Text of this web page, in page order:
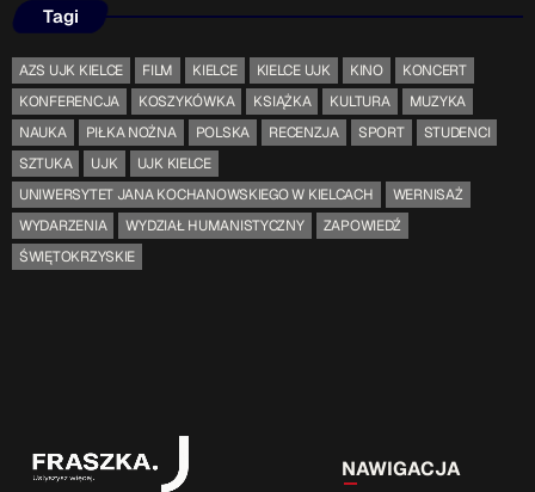
Tagi
AZS UJK KIELCE FILM KIELCE KIELCE UJK KINO
KONCERT
KONFERENCJA
KOSZYKÓWKA KSIĄŻKA KULTURA
MUZYKA
NAUKA
PIŁKA NOŻNA POLSKA RECENZJA SPORT
STUDENCI
SZTUKA
UJK
UJK KIELCE
UNIWERSYTET JANA KOCHANOWSKIEGO W KIELCACH
WERNISAŻ
WYDARZENIA
WYDZIAŁ HUMANISTYCZNY
ZAPOWIEDŹ
ŚWIĘTOKRZYSKIE
NAWIGACJA